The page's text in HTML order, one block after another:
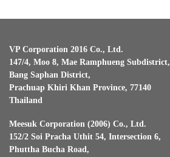
VP Corporation 2016 Co., Ltd.
147/4, Moo 8, Mae Ramphueng Subdistrict,
Bang Saphan District,
Prachuap Khiri Khan Province, 77140
Thailand
Meesuk Corporation (2006) Co., Ltd.
152/2 Soi Pracha Uthit 54, Intersection 6,
Phuttha Bucha Road,